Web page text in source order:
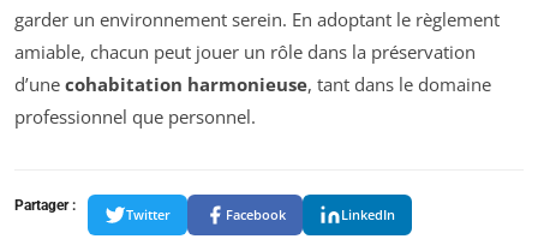
garder un environnement serein. En adoptant le règlement
amiable, chacun peut jouer un rôle dans la préservation
d’une cohabitation harmonieuse, tant dans le domaine
professionnel que personnel.
Partager :
Twitter Facebook LinkedIn